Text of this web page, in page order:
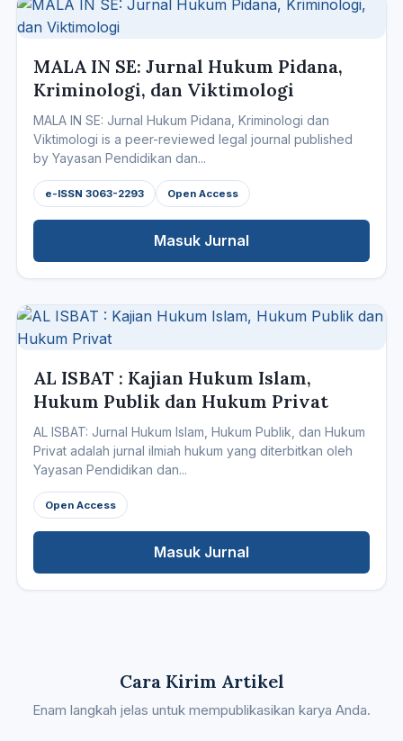
MALA IN SE: Jurnal Hukum Pidana,
Kriminologi, dan Viktimologi
MALA IN SE: Jurnal Hukum Pidana, Kriminologi dan
Viktimologi is a peer-reviewed legal journal published
by Yayasan Pendidikan dan...
e-ISSN 3063-2293 Open Access
Masuk Jurnal
AL ISBAT : Kajian Hukum Islam,
Hukum Publik dan Hukum Privat
AL ISBAT: Jurnal Hukum Islam, Hukum Publik, dan Hukum
Privat adalah jurnal ilmiah hukum yang diterbitkan oleh
Yayasan Pendidikan dan...
Open Access
Masuk Jurnal
Cara Kirim Artikel
Enam langkah jelas untuk mempublikasikan karya Anda.